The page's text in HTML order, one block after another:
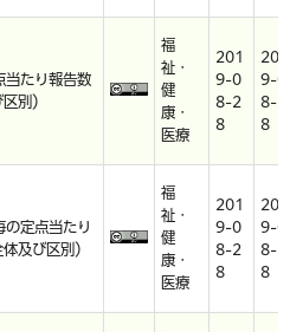
当たり報告数
別）
福
祉・
健
康・
医療
201
9-0
8-2
8
201
9-0
8-2
8
の定点当たり
及び区別）
福
祉・
健
康・
医療
201
9-0
8-2
8
201
9-0
8-2
8